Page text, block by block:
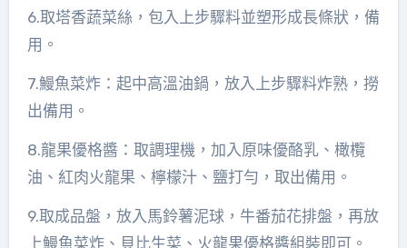
6.取塔香蔬菜絲，包入上步驟料並塑形成長條狀，備
用。
7.鰻魚菜炸：起中高溫油鍋，放入上步驟料炸熟，撈
出備用。
8.龍果優格醬：取調理機，加入原味優酪乳、橄欖
油、紅肉火龍果、檸檬汁、鹽打勻，取出備用。
9.取成品盤，放入馬鈴薯泥球，牛番茄花排盤，再放
上鰻魚菜炸、貝比生菜、火龍果優格醬組裝即可。